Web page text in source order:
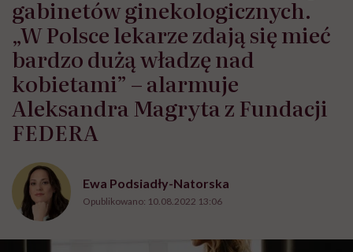
gabinetów ginekologicznych.
„W Polsce lekarze zdają się mieć
bardzo dużą władzę nad
kobietami” – alarmuje
Aleksandra Magryta z Fundacji
FEDERA
Ewa Podsiadły-Natorska
Opublikowano: 10.08.2022 13:06